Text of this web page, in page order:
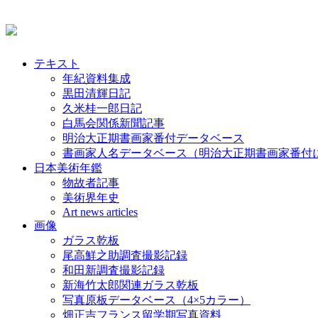
テキスト
年紀資料集成
黒田清輝日記
久米桂一郎日記
白馬会関係新聞記事
明治大正期書画家番付データベース
書画家人名データベース（明治大正期書画家番付
日本美術年鑑
物故者記事
美術界年史
Art news articles
画像
ガラス乾板
尾高鮮之助調査撮影記録
和田新調査撮影記録
新海竹太郎関連ガラス乾板
写真原板データベース（4×5カラー）
畑正吉フランス留学期写真資料